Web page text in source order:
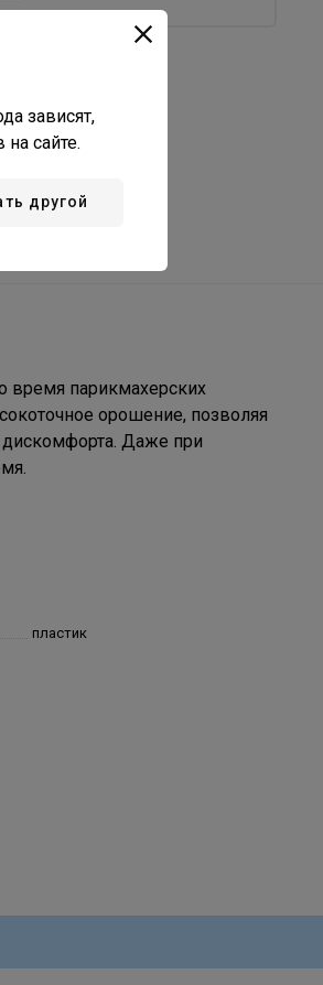
время парикмахерских
орошение, позволяя
дискомфорта. Даже при
пластик
зависят,
сайте.
другой